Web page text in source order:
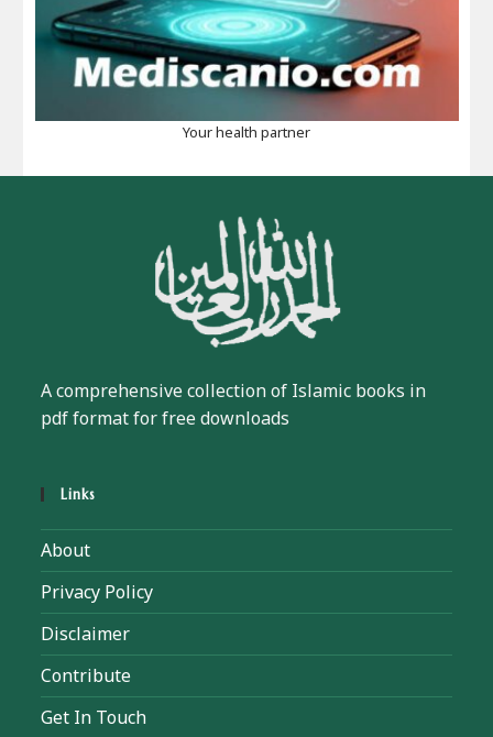
Your health partner
A comprehensive collection of Islamic books in
pdf format for free downloads
Links
About
Privacy Policy
Disclaimer
Contribute
Get In Touch